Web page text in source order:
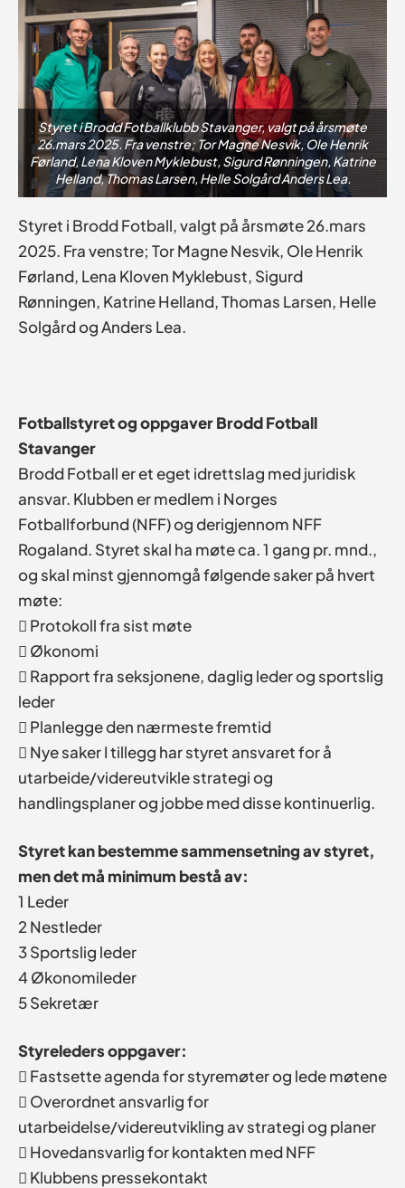
Styret i Brodd Fotballklubb Stavanger, valgt på årsmøte
26.mars 2025. Fra venstre; Tor Magne Nesvik, Ole Henrik
Førland, Lena Kloven Myklebust, Sigurd Rønningen, Katrine
Helland, Thomas Larsen, Helle Solgård Anders Lea.
Styret i Brodd Fotball, valgt på årsmøte 26.mars
2025. Fra venstre; Tor Magne Nesvik, Ole Henrik
Førland, Lena Kloven Myklebust, Sigurd
Rønningen, Katrine Helland, Thomas Larsen, Helle
Solgård og Anders Lea.
Fotballstyret og oppgaver Brodd Fotball
Stavanger
Brodd Fotball er et eget idrettslag med juridisk
ansvar. Klubben er medlem i Norges
Fotballforbund (NFF) og derigjennom NFF
Rogaland. Styret skal ha møte ca. 1 gang pr. mnd.,
og skal minst gjennomgå følgende saker på hvert
møte:
 Protokoll fra sist møte
 Økonomi
 Rapport fra seksjonene, daglig leder og sportslig
leder
 Planlegge den nærmeste fremtid
 Nye saker I tillegg har styret ansvaret for å
utarbeide/videreutvikle strategi og
handlingsplaner og jobbe med disse kontinuerlig.
Styret kan bestemme sammensetning av styret,
men det må minimum bestå av:
1 Leder
2 Nestleder
3 Sportslig leder
4 Økonomileder
5 Sekretær
Styreleders oppgaver:
 Fastsette agenda for styremøter og lede møtene
 Overordnet ansvarlig for
utarbeidelse/videreutvikling av strategi og planer
 Hovedansvarlig for kontakten med NFF
 Klubbens pressekontakt